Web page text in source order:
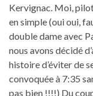
Kervignac. Moi,
en simple (oui oui,
double dame avec
nous avons décidé
histoire d’éviter de
convoquée à 7:35
pas bien !!!!) Du